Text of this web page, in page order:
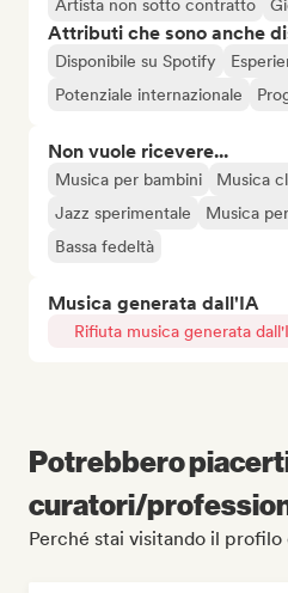
Artista non sotto contratto
Attributi che sono anche
Disponibile su Spotify
Potenziale internazionale
Non vuole ricevere...
Musica per bambini
Musica
Jazz sperimentale
Musica
Bassa fedeltà
Musica generata dall'IA
Rifiuta musica generata
Potrebbero
curatori/
Perché stai visitando il profilo